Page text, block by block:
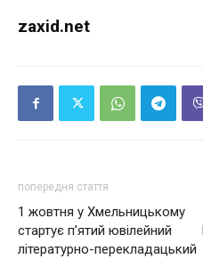
zaxid.net
попередня стаття
1 жовтня у Хмельницькому
стартує п’ятий ювілейний
літературно-перекладацький